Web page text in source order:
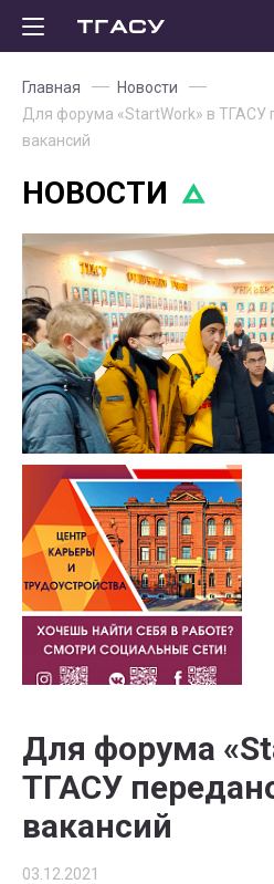
Главная
Новости
Для форума «StartWork» в ТГАСУ
вакансий
НОВОСТИ
Для форума
ТГАСУ
вакансий
03.12.2021